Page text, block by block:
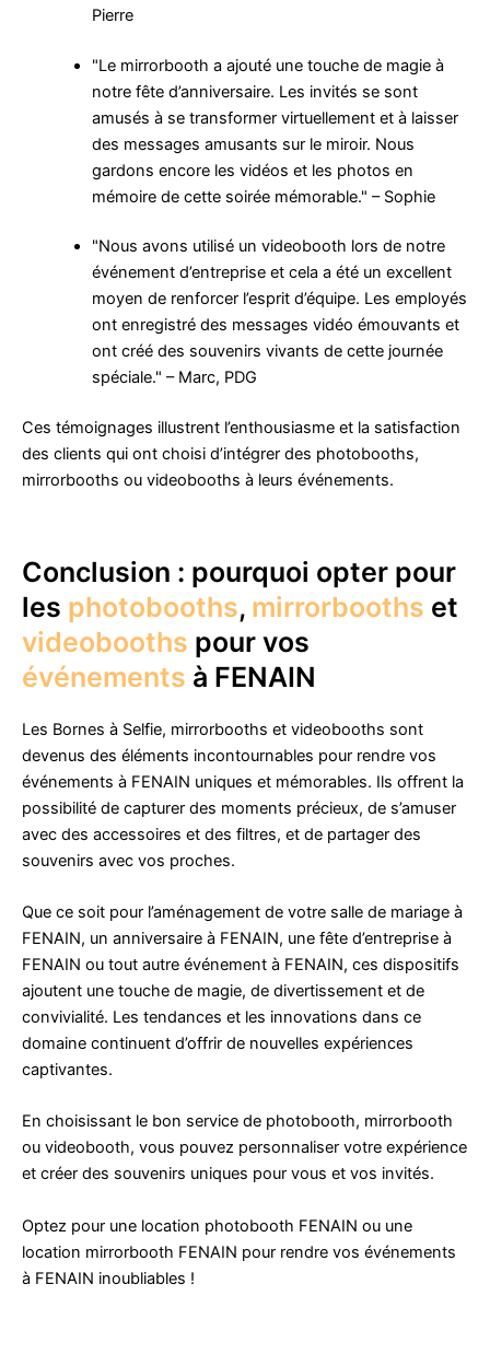
Pierre
"Le mirrorbooth a ajouté une touche de magie à
notre fête d’anniversaire. Les invités se sont
amusés à se transformer virtuellement et à laisser
des messages amusants sur le miroir. Nous
gardons encore les vidéos et les photos en
mémoire de cette soirée mémorable." – Sophie
"Nous avons utilisé un videobooth lors de notre
événement d’entreprise et cela a été un excellent
moyen de renforcer l’esprit d’équipe. Les employés
ont enregistré des messages vidéo émouvants et
ont créé des souvenirs vivants de cette journée
spéciale." – Marc, PDG
Ces témoignages illustrent l’enthousiasme et la satisfaction
des clients qui ont choisi d’intégrer des photobooths,
mirrorbooths ou videobooths à leurs événements.
Conclusion : pourquoi opter pour
les photobooths, mirrorbooths et
videobooths pour vos
événements à FENAIN
Les Bornes à Selfie, mirrorbooths et videobooths sont
devenus des éléments incontournables pour rendre vos
événements à FENAIN uniques et mémorables. Ils offrent la
possibilité de capturer des moments précieux, de s’amuser
avec des accessoires et des filtres, et de partager des
souvenirs avec vos proches.
Que ce soit pour l’aménagement de votre salle de mariage à
FENAIN, un anniversaire à FENAIN, une fête d’entreprise à
FENAIN ou tout autre événement à FENAIN, ces dispositifs
ajoutent une touche de magie, de divertissement et de
convivialité. Les tendances et les innovations dans ce
domaine continuent d’offrir de nouvelles expériences
captivantes.
En choisissant le bon service de photobooth, mirrorbooth
ou videobooth, vous pouvez personnaliser votre expérience
et créer des souvenirs uniques pour vous et vos invités.
Optez pour une location photobooth FENAIN ou une
location mirrorbooth FENAIN pour rendre vos événements
à FENAIN inoubliables !